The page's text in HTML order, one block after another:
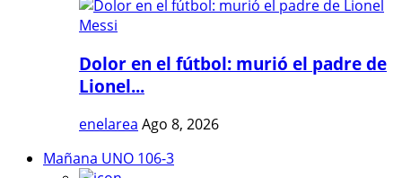
Dolor en el fútbol: murió el padre de
Lionel...
enelarea Ago 8, 2026
Mañana UNO 106-3